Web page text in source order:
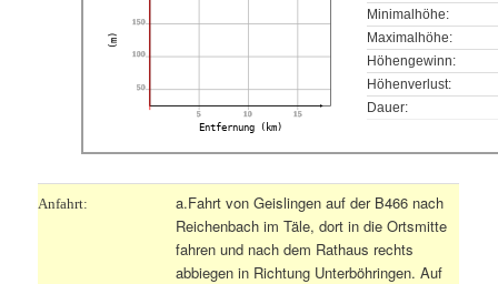
50
100
150
5 10 15
Entfernung (km)
(m)
Minimalhöhe:
Maximalhöhe:
Höhengewinn:
Höhenverlust:
Dauer:
Anfahrt:
a.Fahrt von Geislingen auf der B466 nach
Reichenbach im Täle, dort in die Ortsmitte
fahren und nach dem Rathaus rechts
abbiegen in Richtung Unterböhringen. Auf